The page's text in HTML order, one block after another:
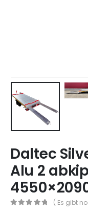
Daltec
Alu 2
( Es gibt